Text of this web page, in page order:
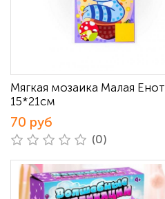
Мягкая мозаика Малая Енот
15*21см
70 руб
(0)